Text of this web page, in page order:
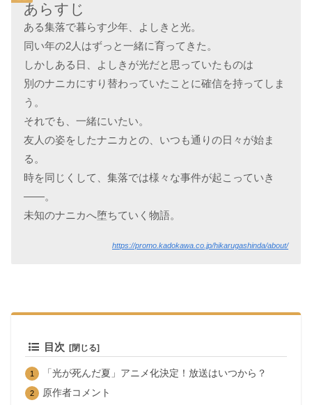
あらすじ
ある集落で暮らす少年、よしきと光。
同い年の2人はずっと一緒に育ってきた。
しかしある日、よしきが光だと思っていたものは
別のナニカにすり替わっていたことに確信を持ってしま
う。
それでも、一緒にいたい。
友人の姿をしたナニカとの、いつも通りの日々が始ま
る。
時を同じくして、集落では様々な事件が起こっていき
――。
未知のナニカへ堕ちていく物語。
https://promo.kadokawa.co.jp/hikarugashinda/about/
目次
「光が死んだ夏」アニメ化決定！放送はいつから？
原作者コメント